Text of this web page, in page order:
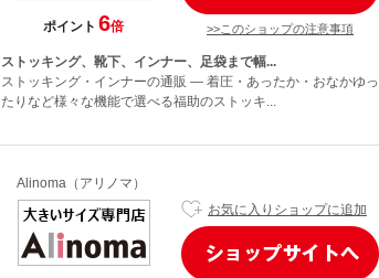
ポイント 6倍 >>このショップの注意事項
ストッキング、靴下、インナー、足袋まで幅...
ストッキング・インナーの通販 — 着圧・あったか・おなかゆっ
たりなど様々な機能で選べる福助のストッキ...
Alinoma（アリノマ）
お気に入りショップに追加